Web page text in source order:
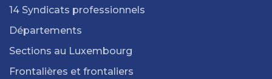
14 Syndicats professionnels
Départements
Sections au Luxembourg
Frontalières et frontaliers